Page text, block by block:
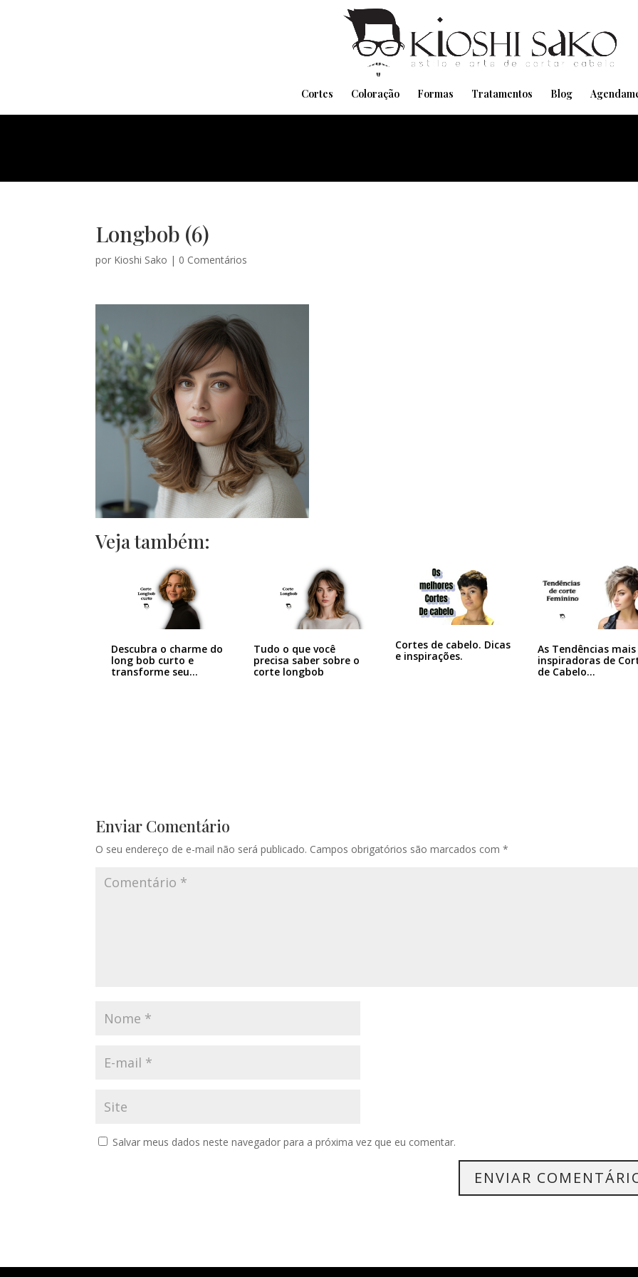
Cortes Coloração Formas Tratamentos Blog
Longbob (6)
por Kioshi Sako | 0 Comentários
Veja também:
Descubra o charme do
long bob curto e
transforme seu…
Tudo o que você
precisa saber sobre o
corte longbob
Cortes de cabelo. Dicas
e inspirações.
As Tendências mais
inspiradoras de
de Cabelo…
Enviar Comentário
O seu endereço de e-mail não será publicado. Campos obrigatórios são marcados com*
Salvar meus dados neste navegador para a próxima vez que eu comentar.
Pensando em transformar seu Visual??
Agende pelo Whatsapp